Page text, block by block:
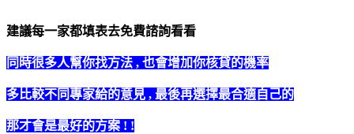
建議每一家都填表去免費諮詢看看
同時很多人幫你找方法 , 也會增加你核貸的機率
多比較不同專家給的意見 , 最後再選擇最合適自己的
那才會是最好的方案 ! !